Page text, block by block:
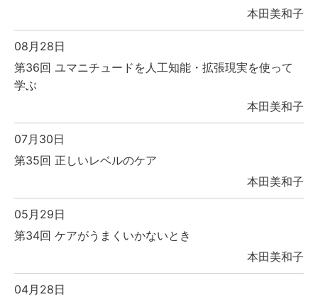
本田美和子
08月28日
第36回 ユマニチュードを人工知能・拡張現実を使って
学ぶ
本田美和子
07月30日
第35回 正しいレベルのケア
本田美和子
05月29日
第34回 ケアがうまくいかないとき
本田美和子
04月28日